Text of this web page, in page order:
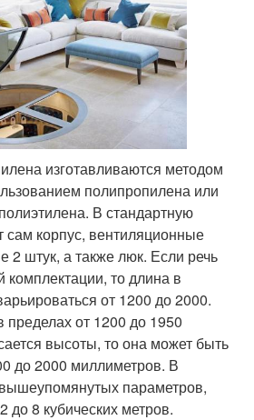
изготавливаются методом
полипропилена или
В стандартную
сам корпус, вентиляционные
2 штук, а также люк. Если речь
комплектации, то длина в
от 1200 до 2000.
от 1200 до 1950
высоты, то она может быть
до 2000 миллиметров. В
параметров,
8 кубических метров.